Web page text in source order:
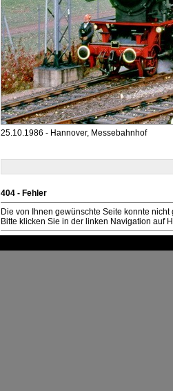
25.10.1986 - Hannover, Messebahnhof
404 - Fehler
Die von Ihnen gewünschte Seite konnte nicht
Bitte klicken Sie in der linken Navigation auf